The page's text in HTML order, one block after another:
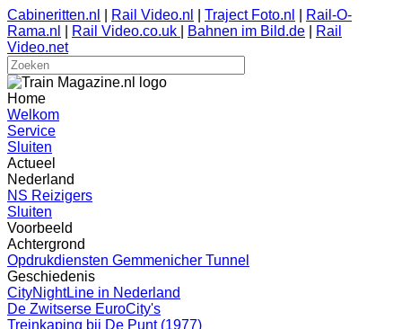
Cabineritten.nl Rail Video.nl Traject Foto.nl
Rail-O-
Rama.nl
Rail Video.co.uk Bahnen im Bild.de
Rail
Video.net
Home
Welkom
Service
Sluiten
Actueel
Nederland
NS Reizigers
Sluiten
Voorbeeld
Achtergrond
Opdrukdiensten Gemmenicher Tunnel
Geschiedenis
CityNightLine in Nederland
De Zwitserse EuroCity's
Treinkaping bij De Punt (1977)